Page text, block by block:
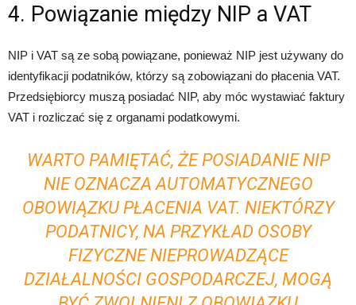
4. Powiązanie między NIP a VAT
NIP i VAT są ze sobą powiązane, ponieważ NIP jest używany do
identyfikacji podatników, którzy są zobowiązani do płacenia VAT.
Przedsiębiorcy muszą posiadać NIP, aby móc wystawiać faktury
VAT i rozliczać się z organami podatkowymi.
WARTO PAMIĘTAĆ, ŻE POSIADANIE NIP
NIE OZNACZA AUTOMATYCZNEGO
OBOWIĄZKU PŁACENIA VAT. NIEKTÓRZY
PODATNICY, NA PRZYKŁAD OSOBY
FIZYCZNE NIEPROWADZĄCE
DZIAŁALNOŚCI GOSPODARCZEJ, MOGĄ